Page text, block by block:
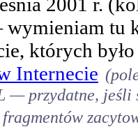
tu
których
Internecie
— przydatne, jeśli